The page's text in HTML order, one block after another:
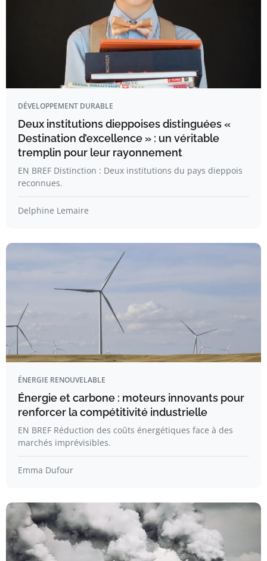
DÉVELOPPEMENT DURABLE
Deux institutions dieppoises distinguées «
Destination d’excellence » : un véritable
tremplin pour leur rayonnement
EN BREF Distinction : Deux institutions du pays dieppois
reconnues.
Delphine Lemaire
ÉNERGIE RENOUVELABLE
Énergie et carbone : moteurs innovants pour
renforcer la compétitivité industrielle
EN BREF Réduction des coûts énergétiques face à des
marchés imprévisibles.
Emma Dufour